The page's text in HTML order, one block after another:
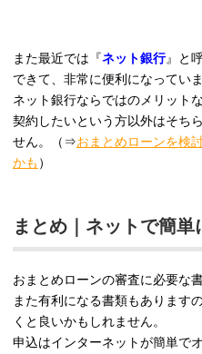
また最近では『ネット銀行』と
できて、非常に便利になっていま
ネット銀行ならではのメリット
契約したいという方以外はそち
せん。（⇒おまとめローンを検
かも ）
まとめ｜ネットで簡
おまとめローンの審査に必要な
また有利になる書類もあります
くと良いかもしれません。
申込はインターネットが簡単で